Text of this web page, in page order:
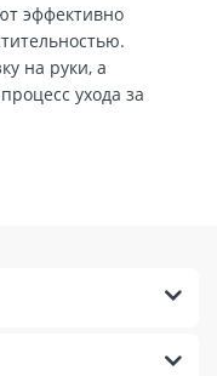
эффективно
на руки, а
ухода за